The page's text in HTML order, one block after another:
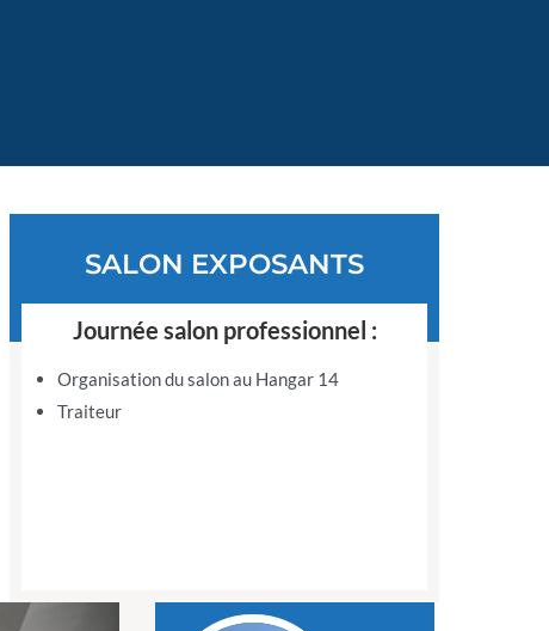
SALON EXPOSANTS
Journée salon professionnel :
Organisation du salon au Hangar 14
Traiteur